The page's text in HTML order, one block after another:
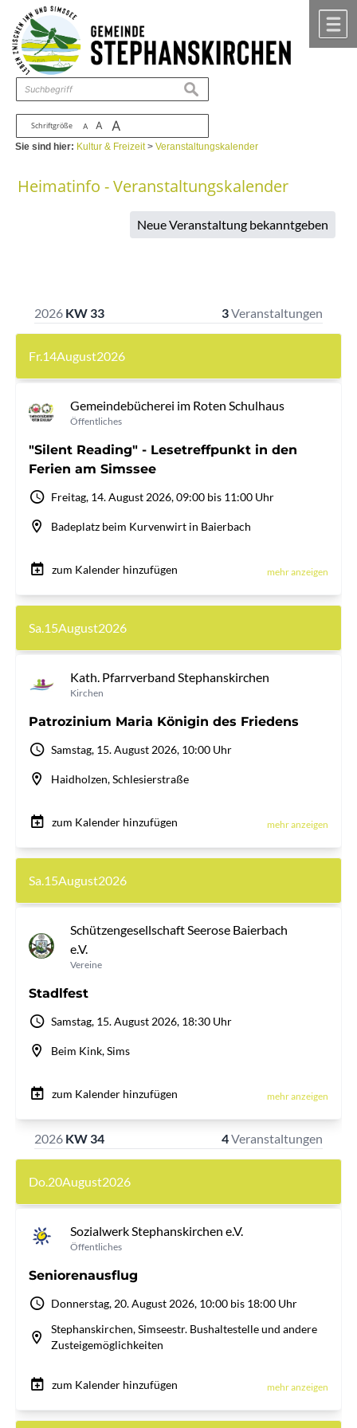
Zum Inhalt ,zur Navigation
Schriftgröße A A A
suchen
Sie sind hier: Kultur & Freizeit>Veranstaltungskalender
Heimatinfo - Veranstaltungskalender